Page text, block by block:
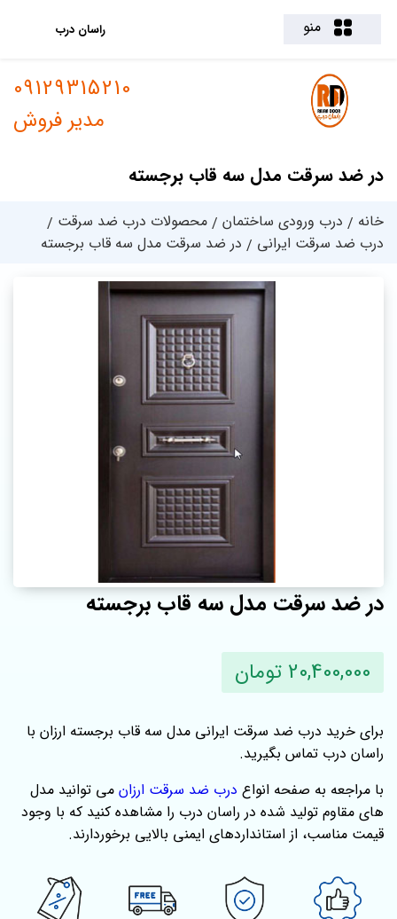
منو راسان درب
در ضد سرقت مدل سه قاب برجسته
09129315210
مدیر فروش
خانه درب ورودی ساختمان
محصولات درب ضد سرقت
درب ضد سرقت ایرانی
در ضد سرقت مدل سه قاب برجسته
در ضد سرقت مدل سه قاب برجسته
20,400,000 تومان
برای خرید درب ضد سرقت ایرانی مدل سه قاب برجسته ارزان با
راسان درب تماس بگیرید.
با مراجعه به صفحه انواع درب ضد سرقت ارزان می توانید مدل
های مقاوم تولید شده در راسان درب را مشاهده کنید که با وجود
قیمت مناسب، از استانداردهای ایمنی بالایی برخوردارند.